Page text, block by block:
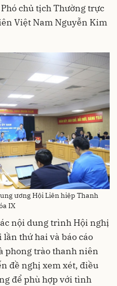
chủ tịch Thường trực
Việt Nam Nguyễn Kim
ương Hội Liên hiệp Thanh
IX
nội dung trình Hội nghị
thứ hai và báo cáo
phong trào thanh niên
đề nghị xem xét, điều
để phù hợp với tình